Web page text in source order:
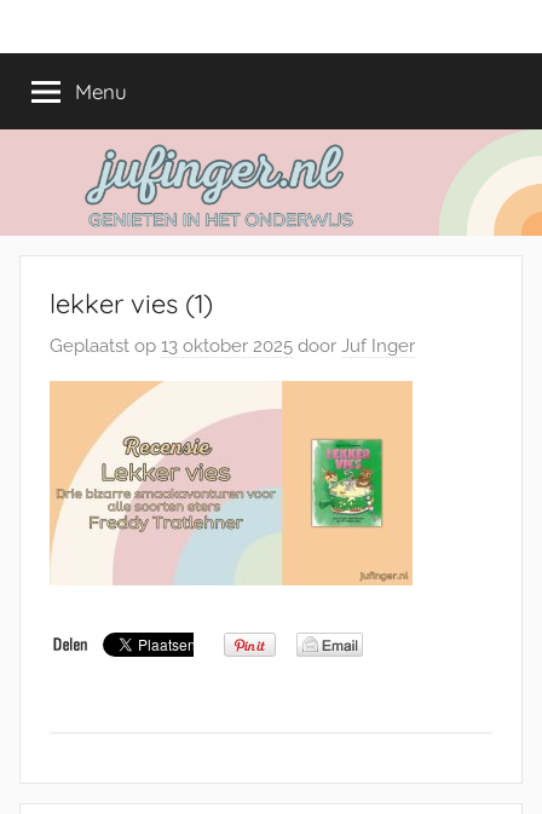
naarjufinger.nl
het
onderwijs
Menu
lekker vies (1)
Geplaatst op 13 oktober 2025 door Juf Inger